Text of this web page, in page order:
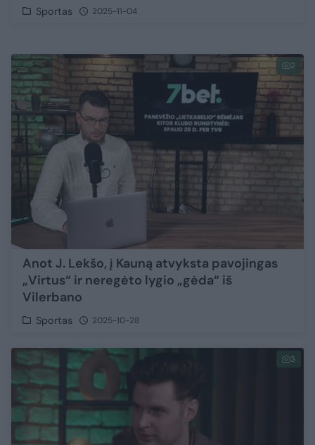
Sportas 2025-11-04
2
Anot J. Lekšo, į Kauną atvyksta pavojingas
„Virtus“ ir neregėto lygio „gėda“ iš
Vilerbano
Sportas 2025-10-28
3